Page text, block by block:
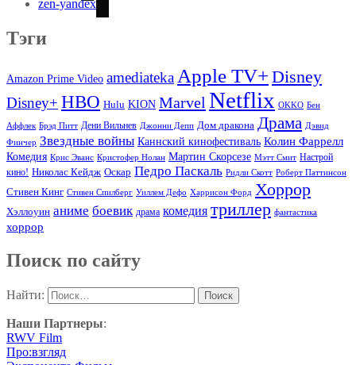
zen-yandex
Тэги
Amazon Prime Video amediateka Apple TV+ Disney
Disney+ HBO Hulu KION Marvel Netflix OKKO Бен
Аффлек Брэд Питт Дени Вильнев Джонни Депп Дом дракона Драма Дэвид
Финчер Звездные войны Каннский кинофестиваль Колин Фаррелл
Комедия Крис Эванс Кристофер Нолан Мартин Скорсезе Мэтт Смит Настрой
кино! Николас Кейдж Оскар Педро Паскаль Ридли Скотт Роберт Паттинсон
Стивен Кинг Стивен Спилберг Уиллем Дефо Харрисон Форд Хоррор
Хэллоуин аниме боевик драма комедия триллер фантастика
хоррор
Поиск по сайту
Найти:
Наши Партнеры:
RWV Film
Про:взгляд